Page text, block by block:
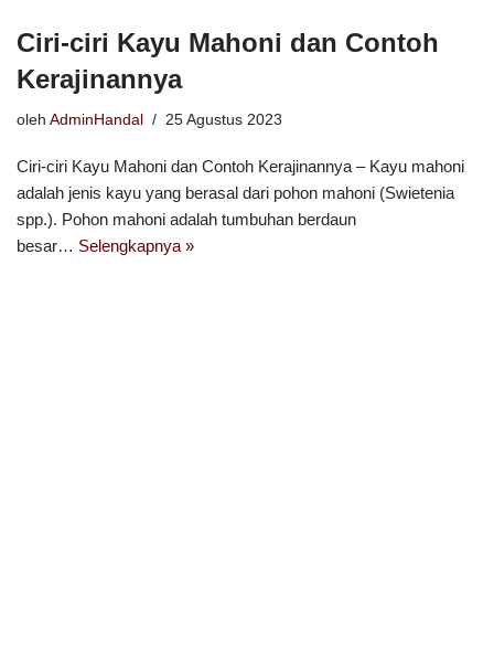
Ciri-ciri Kayu Mahoni dan Contoh
Kerajinannya
oleh AdminHandal 25 Agustus 2023
Ciri-ciri Kayu Mahoni dan Contoh Kerajinannya – Kayu mahoni
adalah jenis kayu yang berasal dari pohon mahoni (Swietenia
spp.). Pohon mahoni adalah tumbuhan berdaun
besar… Selengkapnya »